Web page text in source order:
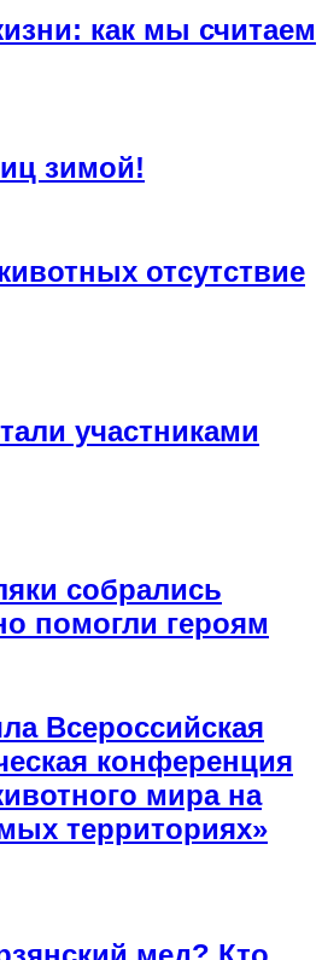
как мы считаем
зимой!
отсутствие
участниками
собрались
помогли героям
Всероссийская
конференция
мира на
территориях»